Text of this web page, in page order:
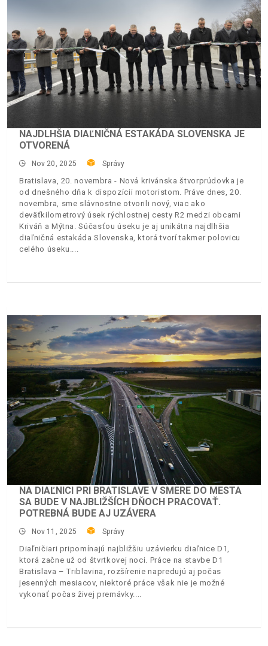
NAJDLHŠIA DIAĽNIČNÁ ESTAKÁDA SLOVENSKA JE
OTVORENÁ
Nov 20, 2025 Správy
Bratislava, 20. novembra - Nová krivánska štvorprúdovka je
od dnešného dňa k dispozícii motoristom. Práve dnes, 20.
novembra, sme slávnostne otvorili nový, viac ako
deväťkilometrový úsek rýchlostnej cesty R2 medzi obcami
Kriváň a Mýtna. Súčasťou úseku je aj unikátna najdlhšia
diaľničná estakáda Slovenska, ktorá tvorí takmer polovicu
celého úseku.
NA DIAĽNICI PRI BRATISLAVE V SMERE DO MESTA
SA BUDE V NAJBLIŽŠÍCH DŇOCH PRACOVAŤ.
POTREBNÁ BUDE AJ UZÁVERA
Nov 11, 2025 Správy
Diaľničiari pripomínajú najbližšiu uzávierku diaľnice D1,
ktorá začne už od štvrtkovej noci. Práce na stavbe D1
Bratislava – Triblavina, rozšírenie napredujú aj počas
jesenných mesiacov, niektoré práce však nie je možné
vykonať počas živej premávky.